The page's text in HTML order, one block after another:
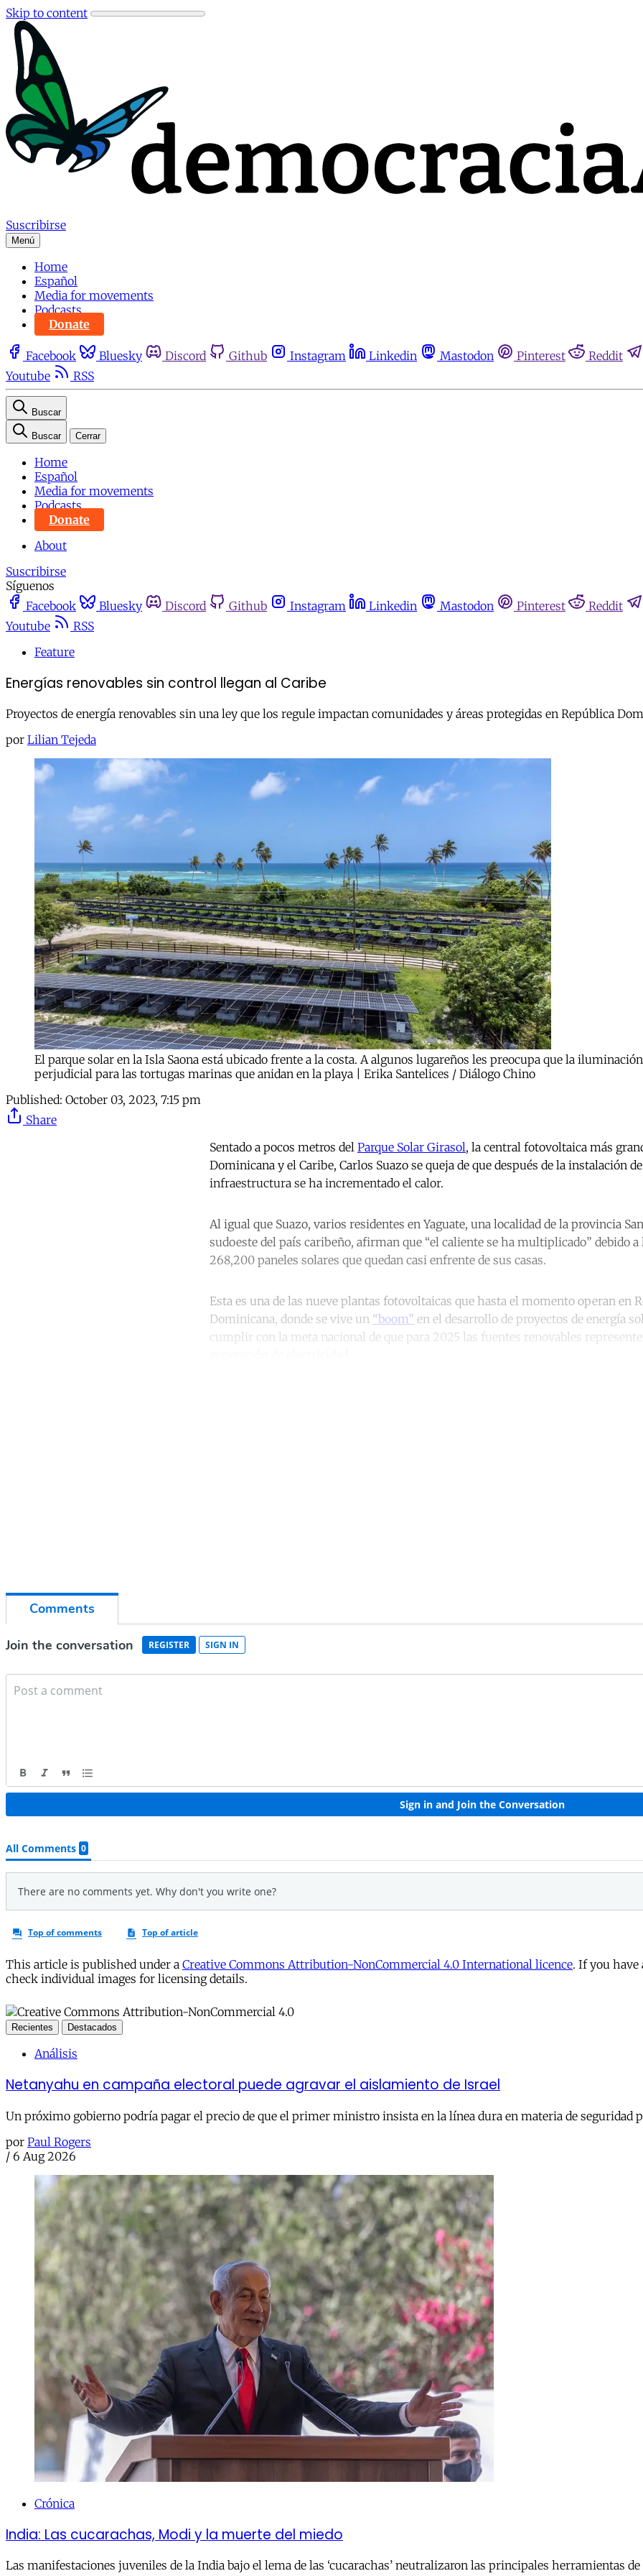
Skip to content
Suscribirse
Menú
Home
Español
Media for movements
Podcasts
Donate
Facebook Bluesky Discord Github Instagram Linkedin Mastodon Pinterest Reddit
Youtube
RSS
Buscar
Buscar Cerrar
Home
Español
Media for movements
Podcasts
Donate
About
Suscribirse
Síguenos
Facebook
Bluesky Discord Github Instagram Linkedin Mastodon Pinterest Reddit
Youtube
RSS
Feature
Energías renovables sin control llegan al Caribe
Proyectos de energía renovables sin una ley que los regule impactan comunidades y áreas protegidas en República
por Lilian Tejeda
El parque solar en la Isla Saona está ubicado frente a la costa. A algunos lugareños les preocupa que la
perjudicial para las tortugas marinas que anidan en la playa | Erika Santelices / Diálogo Chino
Published: October 03, 2023, 7:15 pm
Share
Sentado a pocos metros del Parque Solar Girasol, la central fotovoltaica más
Dominicana y el Caribe, Carlos Suazo se queja de que después de la instalación
infraestructura se ha incrementado el calor.
Al igual que Suazo, varios residentes en Yaguate, una localidad de la provincia
sudoeste del país caribeño, afirman que “el caliente se ha multiplicado” debido a
268,200 paneles solares que quedan casi enfrente de sus casas.
Esta es una de las nueve plantas fotovoltaicas que hasta el momento operan en
Dominicana, donde se vive un “boom” en el desarrollo de proyectos de energía
cumplir con la meta nacional de que para 2025 las fuentes renovables
This article is published under a Creative Commons Attribution-NonCommercial 4.0 International licence. If you have
check individual images for licensing details.
Recientes Destacados
Análisis
Netanyahu en campaña electoral puede agravar el aislamiento de Israel
Un próximo gobierno podría pagar el precio de que el primer ministro insista en la línea dura en materia de seguridad
por Paul Rogers
/ 6 Aug 2026
Crónica
India: Las cucarachas, Modi y la muerte del miedo
Las manifestaciones juveniles de la India bajo el lema de las ‘cucarachas’ neutralizaron las principales herramientas